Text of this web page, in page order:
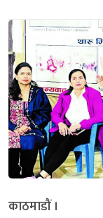
काठमाडौं ।